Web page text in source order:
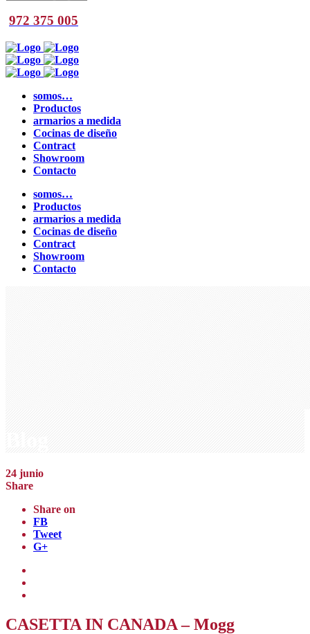
972 375 005
somos…
Productos
armarios a medida
Cocinas de diseño
Contract
Showroom
Contacto
somos…
Productos
armarios a medida
Cocinas de diseño
Contract
Showroom
Contacto
24 junio
Share
Share on
FB
Tweet
G+
CASETTA IN CANADA – Mogg